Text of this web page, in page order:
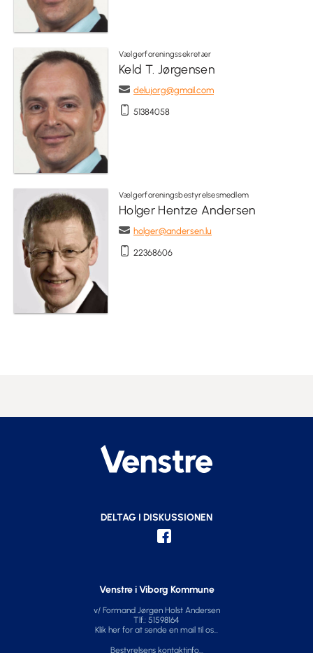
Vælgerforeningssekretær
Keld T. Jørgensen
delujorg@gmail.com
51384058
Vælgerforeningsbestyrelsesmedlem
Holger Hentze Andersen
holger@andersen.lu
22368606
Venstre i Viborg Kommune
v/ Formand Jørgen Holst Andersen
Tlf.: 51598164
Klik her for at sende en mail til os...
Bestyrelsens kontaktinfo...
DELTAG I DISKUSSIONEN